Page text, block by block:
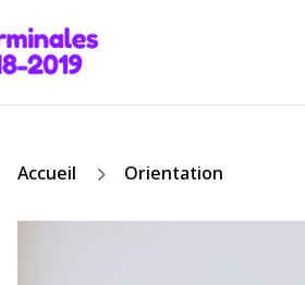
Accueil 5 Orientation